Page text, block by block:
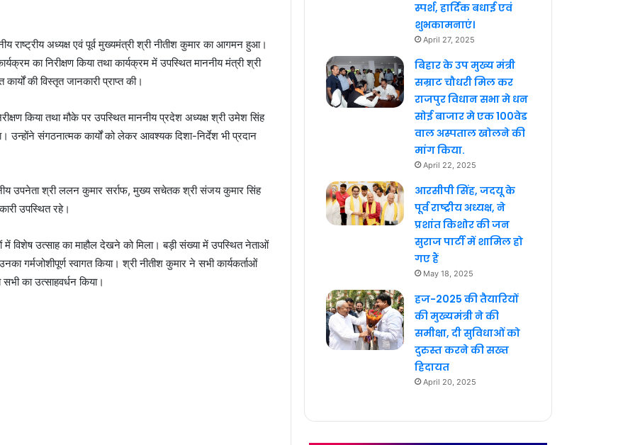
राष्ट्रीय अध्यक्ष एवं पूर्व मुख्यमंत्री श्री नीतीश कुमार का आगमन हुआ।
का निरीक्षण किया तथा कार्यक्रम में उपस्थित माननीय मंत्री श्री
की विस्तृत जानकारी प्राप्त की।
किया तथा मौके पर उपस्थित माननीय प्रदेश अध्यक्ष श्री उमेश सिंह
उन्होंने संगठनात्मक कार्यों को लेकर आवश्यक दिशा-निर्देश भी प्रदान
उपनेता श्री ललन कुमार सर्राफ, मुख्य सचेतक श्री संजय कुमार सिंह
उपस्थित रहे।
में विशेष उत्साह का माहौल देखने को मिला। बड़ी संख्या में उपस्थित नेताओं
गर्मजोशीपूर्ण स्वागत किया। श्री नीतीश कुमार ने सभी कार्यकर्ताओं
का उत्साहवर्धन किया।
स्पर्श, हार्दिक बधाई एवं
शुभकामनाएं।
April 27, 2025
बिहार के उप मुख्य मंत्री
सम्राट चौधरी मिल कर
राजपुर विधान सभा मे धन
सोई बाजार मे एक 100वेड
वाल अस्पताल खोलने की
मांग किया.
April 22, 2025
आरसीपी सिंह, जदयू के
पूर्व राष्ट्रीय अध्यक्ष, ने
प्रशांत किशोर की जन
सुराज पार्टी में शामिल हो
गए हैं
May 18, 2025
हज-2025 की तैयारियों
की मुख्यमंत्री ने की
समीक्षा, दी सुविधाओं को
दुरुस्त करने की सख्त
हिदायत
April 20, 2025